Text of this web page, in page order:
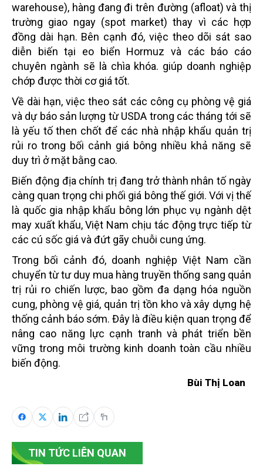
warehouse), hàng đang đi trên đường (afloat) và thị
trường giao ngay (spot market) thay vì các hợp
đồng dài hạn. Bên cạnh đó, việc theo dõi sát sao
diễn biến tại eo biển Hormuz và các báo cáo
chuyên ngành sẽ là chìa khóa. giúp doanh nghiệp
chớp được thời cơ giá tốt.
Về dài hạn, việc theo sát các công cụ phòng vệ giá
và dự báo sản lượng từ USDA trong các tháng tới sẽ
là yếu tố then chốt để các nhà nhập khẩu quản trị
rủi ro trong bối cảnh giá bông nhiều khả năng sẽ
duy trì ở mặt bằng cao.
Biến động địa chính trị đang trở thành nhân tố ngày
càng quan trọng chi phối giá bông thế giới. Với vị thế
là quốc gia nhập khẩu bông lớn phục vụ ngành dệt
may xuất khẩu, Việt Nam chịu tác động trực tiếp từ
các cú sốc giá và đứt gãy chuỗi cung ứng.
Trong bối cảnh đó, doanh nghiệp Việt Nam cần
chuyển từ tư duy mua hàng truyền thống sang quản
trị rủi ro chiến lược, bao gồm đa dạng hóa nguồn
cung, phòng vệ giá, quản trị tồn kho và xây dựng hệ
thống cảnh báo sớm. Đây là điều kiện quan trọng để
nâng cao năng lực cạnh tranh và phát triển bền
vững trong môi trường kinh doanh toàn cầu nhiều
biến động.
Bùi Thị Loan
TIN TỨC LIÊN QUAN